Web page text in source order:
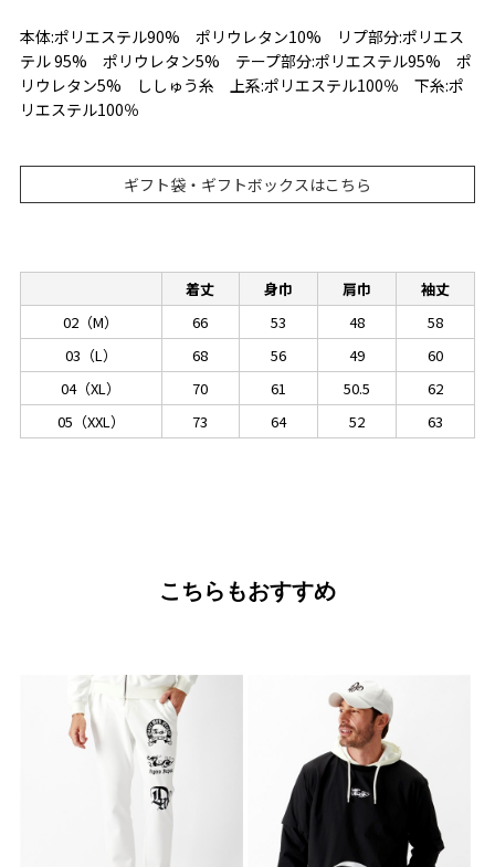
本体:ポリエステル90% ポリウレタン10% リプ部分:ポリエス
テル 95% ポリウレタン5% テープ部分:ポリエステル95% ポ
リウレタン5% ししゅう糸 上系:ポリエステル100％ 下糸:ポ
リエステル100％
ギフト袋・ギフトボックスはこちら
着丈 身巾 肩巾
袖丈
02（M）
66 53 48
58
03（L）
68 56 49
60
04（XL）
70 61 50.5
62
05（XXL）
73 64 52 63
こちらもおすすめ